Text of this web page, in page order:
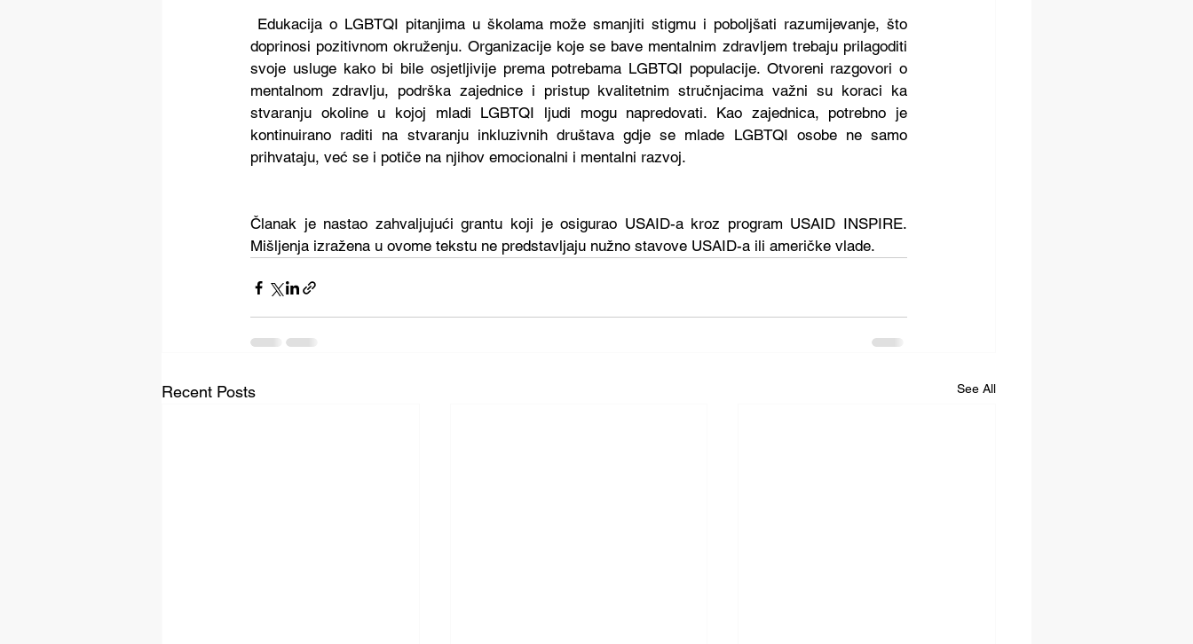
Edukacija o LGBTQI pitanjima u školama može smanjiti stigmu i poboljšati razumijevanje, što
doprinosi pozitivnom okruženju. Organizacije koje se bave mentalnim zdravljem trebaju prilagoditi
svoje usluge kako bi bile osjetljivije prema potrebama LGBTQI populacije. Otvoreni razgovori o
mentalnom zdravlju, podrška zajednice i pristup kvalitetnim stručnjacima važni su koraci ka
stvaranju okoline u kojoj mladi LGBTQI ljudi mogu napredovati. Kao zajednica, potrebno je
kontinuirano raditi na stvaranju inkluzivnih društava gdje se mlade LGBTQI osobe ne samo
prihvataju, već se i potiče na njihov emocionalni i mentalni razvoj.
Članak je nastao zahvaljujući grantu koji je osigurao USAID-a kroz program USAID INSPIRE.
Mišljenja izražena u ovome tekstu ne predstavljaju nužno stavove USAID-a ili američke vlade.
Recent Posts See All